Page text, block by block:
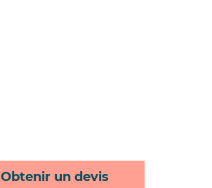
Obtenir un devis